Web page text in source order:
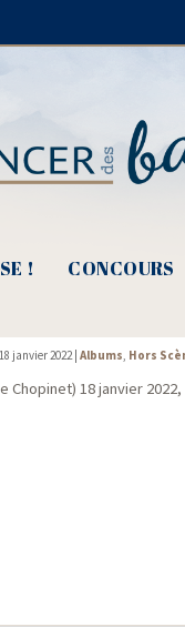
! CONCOURS
18 janvier 2022|Albums, Hors
Chopinet) 18 jan­vier